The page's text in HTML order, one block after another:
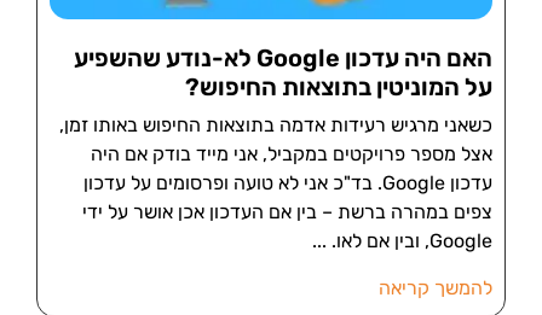
האם היה עדכון Google לא-נודע שהשפיע
על המוניטין בתוצאות החיפוש?
כשאני מרגיש רעידות אדמה בתוצאות החיפוש באותו זמן,
אצל מספר פרויקטים במקביל, אני מייד בודק אם היה
עדכון Google. בד"כ אני לא טועה ופרסומים על עדכון
צפים במהרה ברשת – בין אם העדכון אכן אושר על ידי
Google, ובין אם לאו.
להמשך קריאה